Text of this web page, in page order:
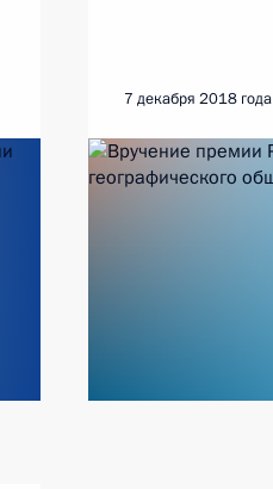
7 декабря 2018 года